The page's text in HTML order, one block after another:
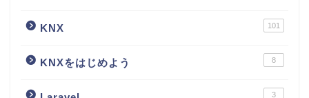
KNX 101
KNXをはじめよう 8
3